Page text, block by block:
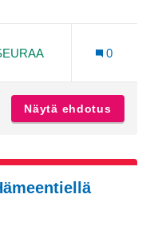
Nummi-Halinen
SEURAAJAA 0
Näytä ehdotus